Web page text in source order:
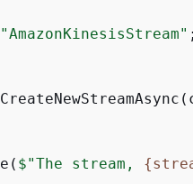
"AmazonKinesisStream" ;
$"The stream, {